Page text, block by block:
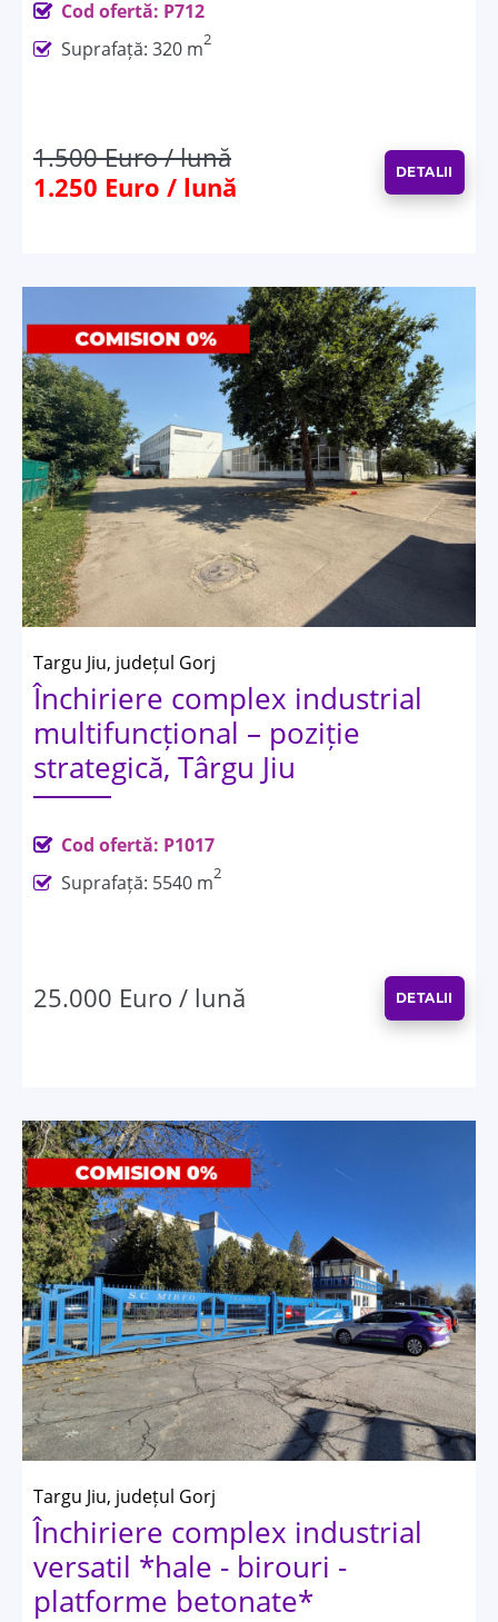
Cod ofertă: P712
Suprafață: 320 m2
1.500 Euro / lună
1.250 Euro / lună
DETALII
Targu Jiu, județul Gorj
Închiriere complex industrial
multifuncțional – poziție
strategică, Târgu Jiu
Cod ofertă: P1017
Suprafață: 5540 m2
25.000 Euro / lună DETALII
Targu Jiu, județul Gorj
Închiriere complex industrial
versatil *hale - birouri -
platforme betonate*